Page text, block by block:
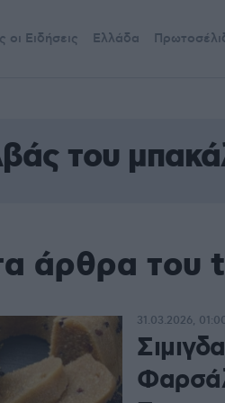
οι Ειδήσεις Ελλάδα
του
άρθρα του
31.03.2026,